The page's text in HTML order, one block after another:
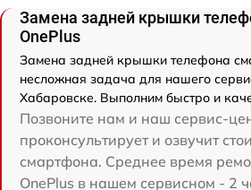
Замена задней крышки
OnePlus
Замена задней крышки телефона
несложная задача для нашего
Хабаровске. Выполним быстро и
Позвоните нам и наш сервис-
проконсультирует и озвучит
смартфона. Среднее время
OnePlus в нашем сервисном - 2